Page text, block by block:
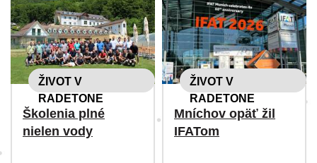
ŽIVOT V
RADETONE
Školenia plné
nielen vody
ŽIVOT V
RADETONE
Mníchov opäť žil
IFATom